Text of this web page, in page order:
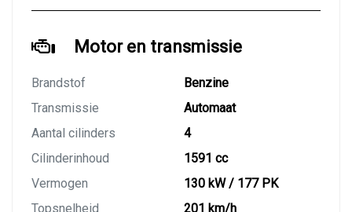
Motor en transmissie
Brandstof
Benzine
Transmissie
Automaat
Aantal cilinders
4
Cilinderinhoud
1591 cc
Vermogen
130 kW / 177 PK
Topsnelheid
201 km/h